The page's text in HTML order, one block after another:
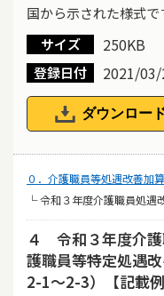
国から示された様式で
サイズ
250KB
登録日付 2021/
ダウンロー
０．介護職員等処遇改善加算
└ 令和３年度介護職員処遇
４ 令和３年度介護
護職員等特定処遇
2-1～2-3）【記載例